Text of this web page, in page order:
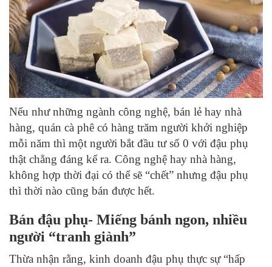
Nếu như những ngành công nghệ, bán lẻ hay nhà
hàng, quán cà phê có hàng trăm người khởi nghiệp
mỗi năm thì một người bắt đầu tư số 0 với đậu phụ
thật chẳng đáng kể ra. Công nghệ hay nhà hàng,
không hợp thời đại có thể sẽ “chết” nhưng đậu phụ
thì thời nào cũng bán được hết.
Bán đậu phụ- Miếng bánh ngon, nhiều
người “tranh giành”
Thừa nhận rằng, kinh doanh đậu phụ thực sự “hấp